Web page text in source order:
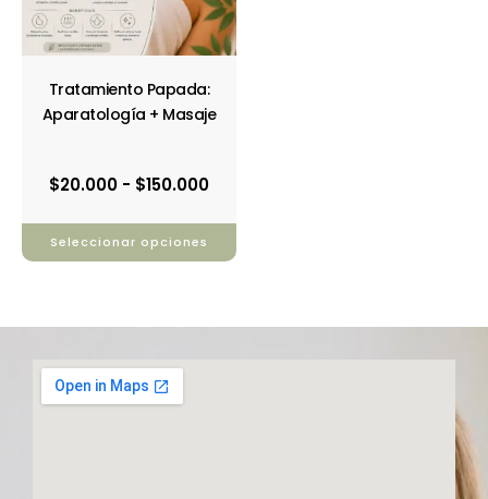
Tratamiento Papada:
Aparatología + Masaje
$20.000 - $150.000
Seleccionar opciones
se
pueden
elegir
en
la
página
producto